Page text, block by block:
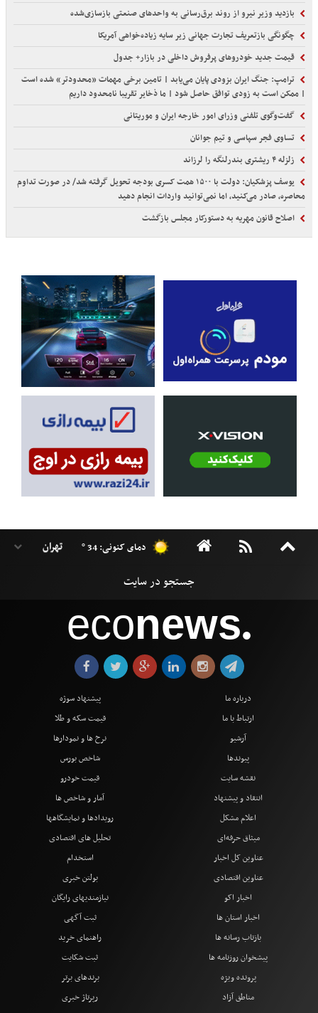
بازدید وزیر نیرو از روند برق‌رسانی به واحدهای صنعتی بازسازی‌شده
چگونگی بازتعریف تجارت جهانی زیر سایه زیاده‌خواهی آمریکا
قیمت جدید خودروهای پرفروش داخلی در بازار+ جدول
ترامپ: جنگ ایران بزودی پایان می‌یابد | تامین برخی مهمات «محدودتر» شده است
| ممکن است به زودی توافق حاصل شود | ما ذخایر تقریبا نامحدود داریم
گفت‌وگوی تلفنی وزرای امور خارجه ایران و موریتانی
تساوی فجر سپاسی و تیم جوانان
زلزله ۴ ریشتری بندرلنگه را لرزاند
یوسف پزشکیان: دولت با ۱۵۰۰ همت کسری بودجه تحویل گرفته شد/ در صورت تداوم
محاصره، صادر می‌کنید، اما نمی‌توانید واردات انجام دهید
اصلاح قانون مهریه به دستورکار مجلس بازگشت
دمای کنونی: 34 °
econews●
درباره ما
ارتباط با ما
آرشیو
پیوندها
نقشه سایت
انتقاد و پیشنهاد
اعلام مشکل
میثاق حرفه‌ای
پیشنهاد سوژه
قیمت سکه و طلا
نرخ ها و نمودارها
شاخص بورس
قیمت خودرو
آمار و شاخص ها
رویدادها و نمایشگاهها
تحلیل های اقتصادی
عناوین کل اخبار
عناوین اقتصادی
اخبار اکو
اخبار استان ها
بازتاب رسانه ها
پیشخوان روزنامه ها
پرونده ویژه
مناطق آزاد
استخدام
بولتن خبری
نیازمندیهای رایگان
ثبت آگهی
راهنمای خرید
ثبت شکایت
برندهای برتر
رپرتاژ خبری